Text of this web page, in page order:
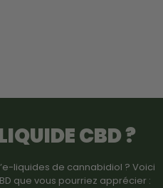
CBD?
liquides de cannabidiol ? Voici
que vous pourriez apprécier :